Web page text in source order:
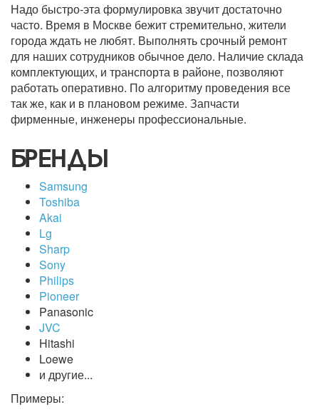
Надо быстро-эта формулировка звучит достаточно
часто. Время в Москве бежит стремительно, жители
города ждать не любят. Выполнять срочный ремонт
для наших сотрудников обычное дело. Наличие склада
комплектующих, и транспорта в районе, позволяют
работать оперативно. По алгоритму проведения все
так же, как и в плановом режиме. Запчасти
фирменные, инженеры профессиональные.
БРЕНДЫ
Samsung
Toshiba
Akai
Lg
Sharp
Sony
Philips
Pioneer
Panasonic
JVC
Hitashi
Loewe
и другие...
Примеры: